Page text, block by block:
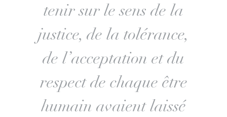
tenir sur le sens de la
justice, de la tolérance,
de l’acceptation et du
respect de chaque être
humain avaient laissé